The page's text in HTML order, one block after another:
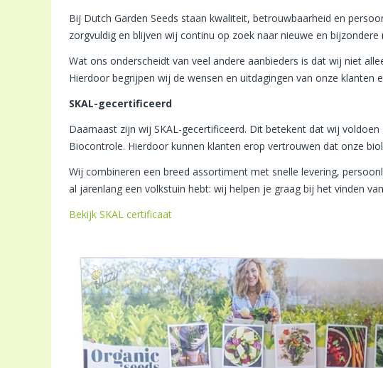
Bij Dutch Garden Seeds staan kwaliteit, betrouwbaarheid en
zorgvuldig en blijven wij continu op zoek naar nieuwe en
Wat ons onderscheidt van veel andere aanbieders is dat wij niet
Hierdoor begrijpen wij de wensen en uitdagingen van onze
SKAL-gecertificeerd
Daarnaast zijn wij SKAL-gecertificeerd. Dit betekent dat wij
Biocontrole. Hierdoor kunnen klanten erop vertrouwen dat onze
Wij combineren een breed assortiment met snelle levering,
al jarenlang een volkstuin hebt: wij helpen je graag bij het vinden
Bekijk SKAL certificaat